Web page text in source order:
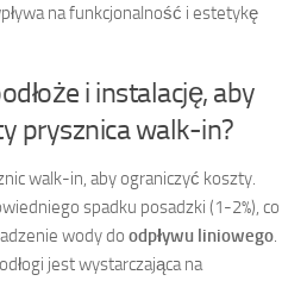
na funkcjonalność i estetykę
i instalację, aby
prysznica walk-in?
walk-in, aby ograniczyć koszty.
spadku posadzki (1-2%), co
wody do odpływu liniowego
jest wystarczająca na